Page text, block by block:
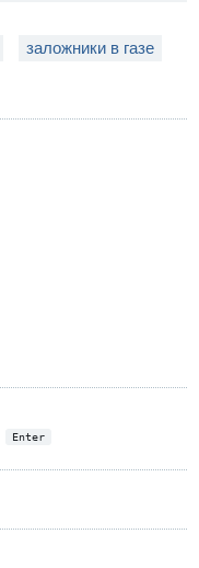
заложники в газе
Enter